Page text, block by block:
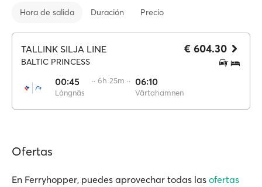
Hora de salida Duración Precio
TALLINK SILJA LINE
BALTIC PRINCESS
00:45
Långnäs
·· 6h 25m ·· 06:10
Värtahamnen
€ 604.30
Ofertas
En Ferryhopper, puedes aprovechar todas las ofertas